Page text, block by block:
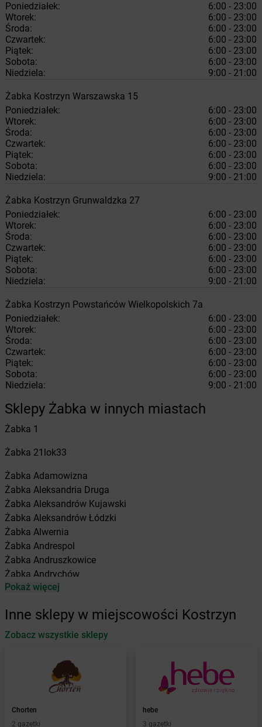
Poniedziałek:
6:00 - 23:00
Wtorek:
6:00 - 23:00
Środa:
6:00 - 23:00
Czwartek:
6:00 - 23:00
Piątek:
6:00 - 23:00
Sobota:
6:00 - 23:00
Niedziela:
9:00 - 21:00
Żabka Kostrzyn Warszawska 15
Poniedziałek:
6:00 - 23:00
Wtorek:
6:00 - 23:00
Środa:
6:00 - 23:00
Czwartek:
6:00 - 23:00
Piątek:
6:00 - 23:00
Sobota:
6:00 - 23:00
Niedziela:
9:00 - 21:00
Żabka Kostrzyn Grunwaldzka 27
Poniedziałek:
6:00 - 23:00
Wtorek:
6:00 - 23:00
Środa:
6:00 - 23:00
Czwartek:
6:00 - 23:00
Piątek:
6:00 - 23:00
Sobota:
6:00 - 23:00
Niedziela:
9:00 - 21:00
Żabka Kostrzyn Powstańców Wielkopolskich 7a
Poniedziałek:
6:00 - 23:00
Wtorek:
6:00 - 23:00
Środa:
6:00 - 23:00
Czwartek:
6:00 - 23:00
Piątek:
6:00 - 23:00
Sobota:
6:00 - 23:00
Niedziela:
9:00 - 21:00
Sklepy Żabka w innych miastach
Żabka 1
Żabka 21lok33
Żabka Adamowizna
Żabka Aleksandria Druga
Żabka Aleksandrów Kujawski
Żabka Aleksandrów Łódzki
Żabka Alwernia
Żabka Andrespol
Żabka Andruszkowice
Żabka Andrychów
Żabka Antonie
Żabka Automat
Żabka Babica
Babimost
Baborów
Baboszewo
Żabka Bachowice
Żabka Bądkowo
Pokaż więcej
Inne sklepy w miejscowości Kostrzyn
Zobacz wszystkie sklepy
Chorten
2 gazetki
hebe
3 gazetki